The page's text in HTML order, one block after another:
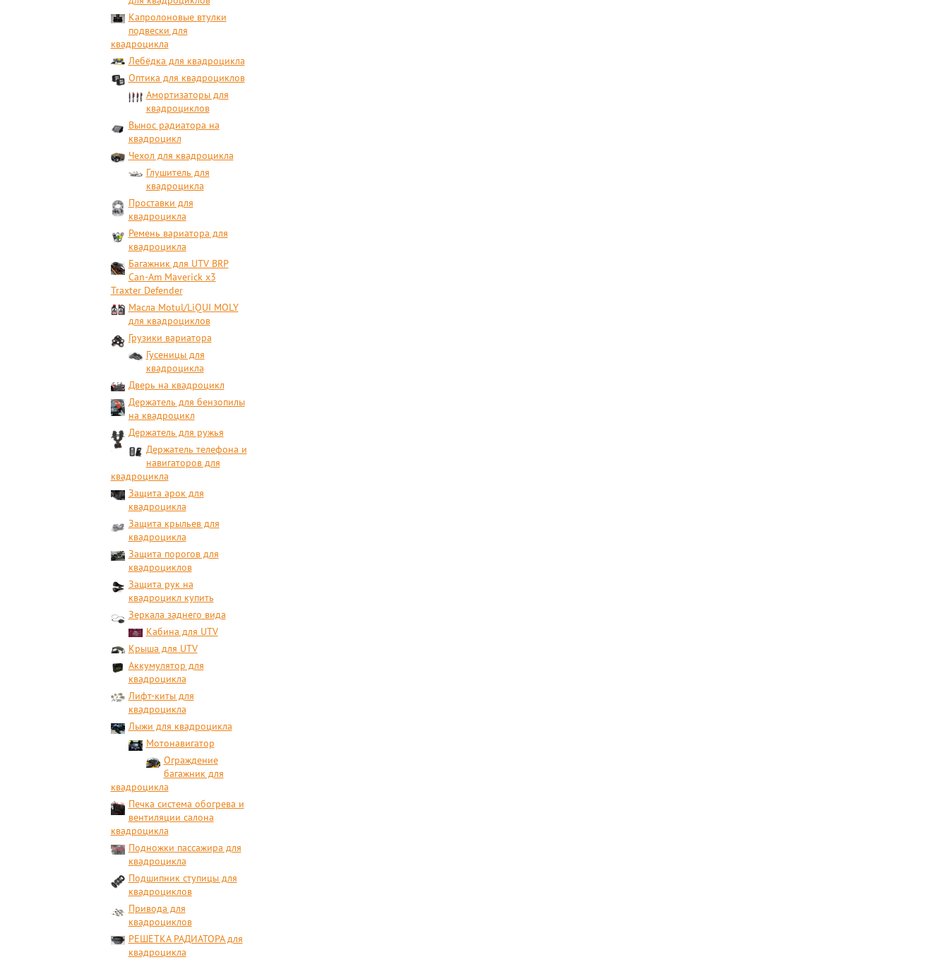
Капролоновые втулки
подвески для
квадроцикла
Лебёдка для квадроцикла
Оптика для квадроциклов
Амортизаторы для
квадроциклов
Вынос радиатора на
квадроцикл
Чехол для квадроцикла
Глушитель для
квадроцикла
Проставки для
квадроцикла
Ремень вариатора для
квадроцикла
Багажник для UTV BRP
Can-Am Maverick x3
Traxter Defender
Масла Motul/LiQUI MOLY
для квадроциклов
Грузики вариатора
Гусеницы для
квадроцикла
Дверь на квадроцикл
Держатель для бензопилы
на квадроцикл
Держатель для ружья
Держатель телефона и
навигаторов для
квадроцикла
Защита арок для
квадроцикла
Защита крыльев для
квадроцикла
Защита порогов для
квадроциклов
Защита рук на
квадроцикл купить
Зеркала заднего вида
Кабина для UTV
Крыша для UTV
Аккумулятор для
квадроцикла
Лифт-киты для
квадроцикла
Лыжи для квадроцикла
Мотонавигатор
Ограждение
багажник для
квадроцикла
Печка система обогрева и
вентиляции салона
квадроцикла
Подножки пассажира для
квадроцикла
Подшипник ступицы для
квадроциклов
Привода для
квадроциклов
РЕШЕТКА РАДИАТОРА для
квадроцикла